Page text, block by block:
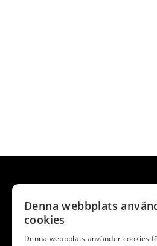
Denna webbplats
cookies
Denna webbplats använder cookies